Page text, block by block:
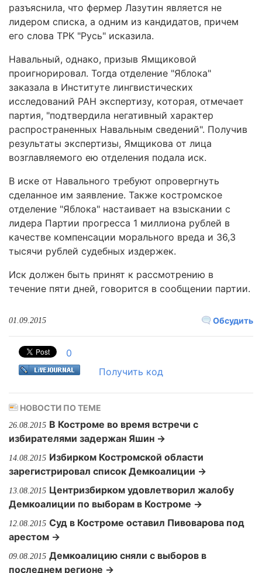
разъяснила, что фермер Лазутин является не
лидером списка, а одним из кандидатов, причем
его слова ТРК "Русь" исказила.
Навальный, однако, призыв Ямщиковой
проигнорировал. Тогда отделение "Яблока"
заказала в Институте лингвистических
исследований РАН экспертизу, которая, отмечает
партия, "подтвердила негативный характер
распространенных Навальным сведений". Получив
результаты экспертизы, Ямщикова от лица
возглавляемого ею отделения подала иск.
В иске от Навального требуют опровергнуть
сделанное им заявление. Также костромское
отделение "Яблока" настаивает на взыскании с
лидера Партии прогресса 1 миллиона рублей в
качестве компенсации морального вреда и 36,3
тысячи рублей судебных издержек.
Иск должен быть принят к рассмотрению в
течение пяти дней, говорится в сообщении партии.
Обсудить
01.09.2015
0
Получить код
НОВОСТИ ПО ТЕМЕ
26.08.2015 В Костроме во время встречи с
избирателями задержан Яшин →
14.08.2015 Избирком Костромской области
зарегистрировал список Демкоалиции →
13.08.2015 Центризбирком удовлетворил жалобу
Демкоалиции по выборам в Костроме →
12.08.2015 Суд в Костроме оставил Пивоварова под
арестом →
09.08.2015 Демкоалицию сняли с выборов в
последнем регионе →